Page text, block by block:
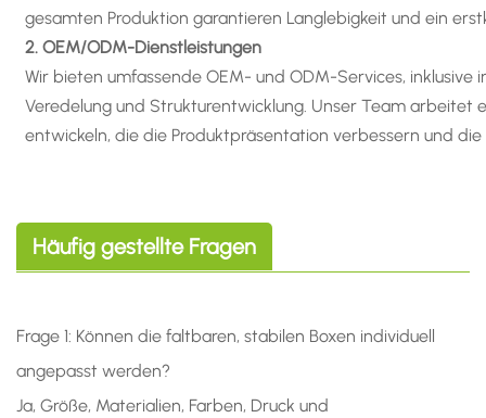
gesamten Produktion garantieren Langlebigkeit und ein
2. OEM/ODM-Dienstleistungen
Wir bieten umfassende OEM- und ODM-Services, inklusive
Veredelung und Strukturentwicklung. Unser Team arbeitet
entwickeln, die die Produktpräsentation verbessern und
Häufig gestellte Fragen
Frage 1: Können die faltbaren, stabilen Boxen individuell
angepasst werden?
Ja, Größe, Materialien, Farben, Druck und